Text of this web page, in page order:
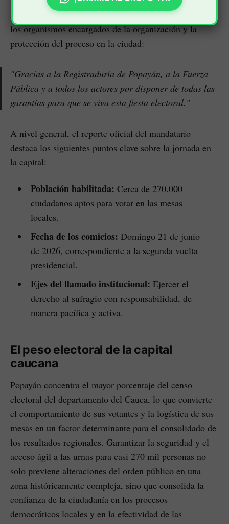
Muñoz Bravo validó de manera pública el esfuerzo de
los organismos encargados de la organización y la
protección del proceso en la ciudad:
"Gracias a la Registraduría de Popayán, a la Fuerza
Pública y a todos los actores por disponer de todas las
garantías para que se viva esta fiesta electoral."
A nivel general, el reporte oficial del mandatario
destaca los siguientes puntos clave sobre la jornada en
la capital:
Población habilitada: Cerca de 270.000
ciudadanos aptos para votar en las mesas
locales.
Fecha de los comicios: Domingo 21 de junio
de 2026, correspondiente a la segunda vuelta
presidencial.
Ejes del llamado institucional: Ejercer el
derecho al sufragio con responsabilidad, de
manera pacífica y activa.
El peso electoral de la capital
caucana
Popayán concentra el mayor porcentaje del censo
electoral del departamento del Cauca, lo que convierte
el comportamiento de sus votantes y la logística de sus
mesas en un factor determinante para el consolidado de
los resultados regionales. Garantizar la seguridad y el
acceso ágil a las urnas para casi 270 mil personas no
solo previene alteraciones del orden público en una
zona históricamente compleja, sino que consolida la
confianza de la ciudadanía en los procesos
democráticos locales y en la efectividad de las